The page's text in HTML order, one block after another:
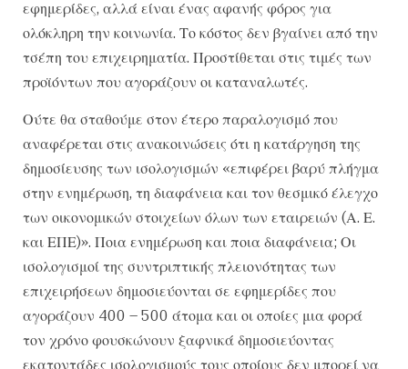
εφημερίδες, αλλά είναι ένας αφανής φόρος για
ολόκληρη την κοινωνία. Το κόστος δεν βγαίνει από την
τσέπη του επιχειρηματία. Προστίθεται στις τιμές των
προϊόντων που αγοράζουν οι καταναλωτές.
Ούτε θα σταθούμε στον έτερο παραλογισμό που
αναφέρεται στις ανακοινώσεις ότι η κατάργηση της
δημοσίευσης των ισολογισμών «επιφέρει βαρύ πλήγμα
στην ενημέρωση, τη διαφάνεια και τον θεσμικό έλεγχο
των οικονομικών στοιχείων όλων των εταιρειών (Α. Ε.
και ΕΠΕ)». Ποια ενημέρωση και ποια διαφάνεια; Οι
ισολογισμοί της συντριπτικής πλειονότητας των
επιχειρήσεων δημοσιεύονται σε εφημερίδες που
αγοράζουν 400 – 500 άτομα και οι οποίες μια φορά
τον χρόνο φουσκώνουν ξαφνικά δημοσιεύοντας
εκατοντάδες ισολογισμούς τους οποίους δεν μπορεί να